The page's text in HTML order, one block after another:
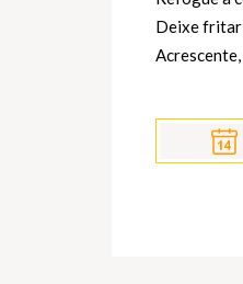
Deixe fritar